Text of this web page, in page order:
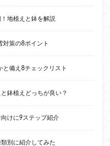
地植えと鉢を解説
対策の8ポイント
備え8チェックリスト
鉢植えどっちが良い？
けに9ステップ紹介
別に紹介してみた